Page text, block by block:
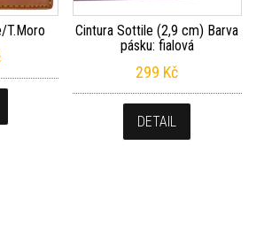
T.Moro
Cintura Sottile (2,9 cm) Barva
pásku: fialová
299 Kč
DETAIL